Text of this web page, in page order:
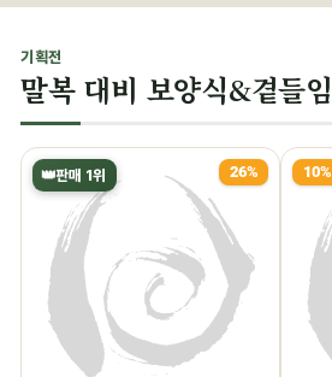
기획전
말복 대비 보양식&곁들임
👑판매 1위 26% 10%